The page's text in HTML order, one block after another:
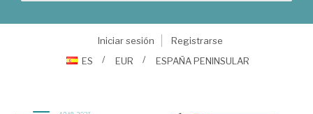
Iniciar sesión
Registrarse
ES
EUR ESPAÑA PENINSULAR